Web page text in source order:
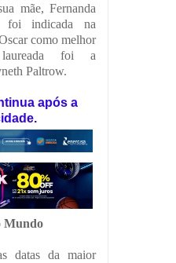
mãe, Fernanda
foi indicada na
como melhor
foi a
Paltrow.
após a
Mundo
datas da maior